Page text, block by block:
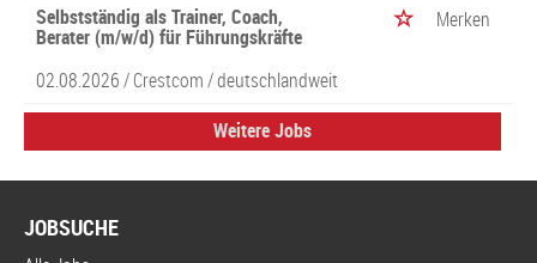
Selbstständig als Trainer, Coach,
Berater (m/w/d) für Führungskräfte
Merken
02.08.2026 /Crestcom/ deutschlandweit
Weitere Jobs
JOBSUCHE